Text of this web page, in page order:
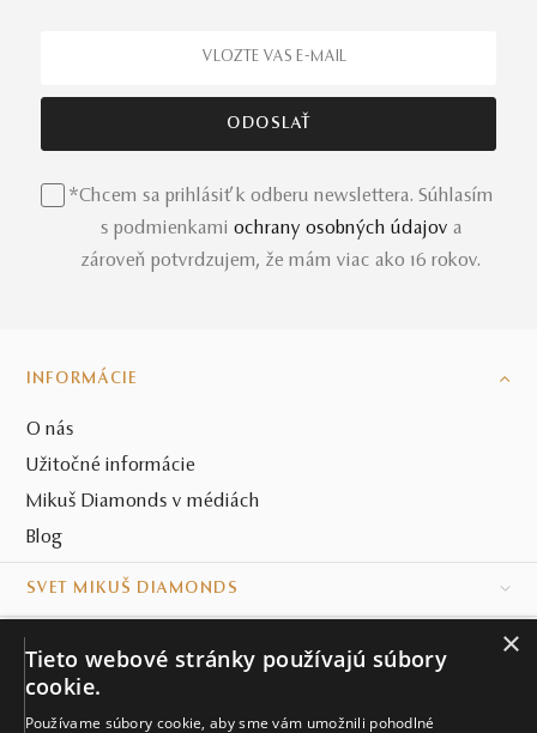
*Chcem sa prihlásiť k odberu newslettera. Súhlasím
s podmienkami ochrany osobných údajov a
zároveň potvrdzujem, že mám viac ako 16 rokov.
INFORMÁCIE
O nás
Užitočné informácie
Mikuš Diamonds v médiách
Blog
SVET MIKUŠ DIAMONDS
KONTAKT
×
Tieto webové stránky používajú súbory
cookie.
Používame súbory cookie, aby sme vám umožnili pohodlné